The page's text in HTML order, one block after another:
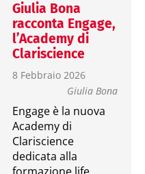
Giulia Bona
racconta Engage,
l’Academy di
Clariscience
8 Febbraio 2026
Giulia Bona
Engage è la nuova
Academy di
Clariscience
dedicata alla